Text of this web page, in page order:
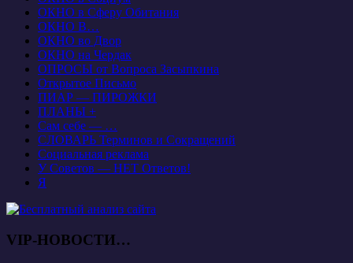
ОКНО в Сферу Обитания
ОКНО В…
ОКНО во Двор
ОКНО на Чердак
ОПРОСЫ от Вопроса Засыпкина
Открытое Письмо
ПИАР — ПИРОЖКИ
ПЛАНЫ +
Сам себе — …
СЛОВАРЬ Терминов и Сокращений
Социальная реклама
У Советов — НЕТ Ответов!
Я
VIP-НОВОСТИ…